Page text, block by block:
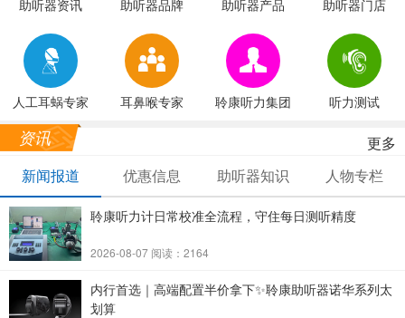
助听器资讯 助听器品牌 助听器产品 助听器门店
人工耳蜗专家 耳鼻喉专家 聆康听力集团 听力测试
资讯
更多
新闻报道
优惠信息 助听器知识 人物专栏
聆康听力计日常校准全流程，守住每日测听精度
2026-08-07 阅读：2164
内行首选｜高端配置半价拿下✨聆康助听器诺华系列太
划算